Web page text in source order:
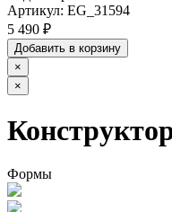
Артикул: EG_31594
5 490 ₽
Добавить в корзину
×
×
Формы